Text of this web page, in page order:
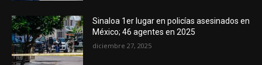
Sinaloa 1er lugar en policías asesinados en
México; 46 agentes en 2025
diciembre 27, 2025